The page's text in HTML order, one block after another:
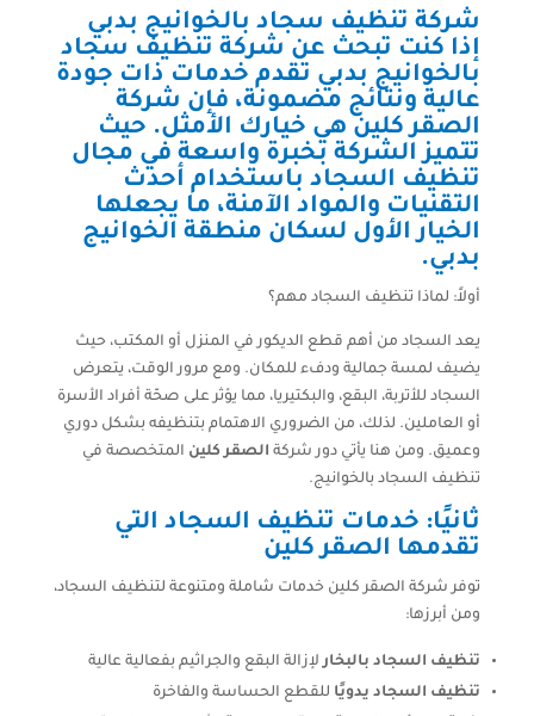
شركة تنظيف سجاد بالخوانيج بدبي
إذا كنت تبحث عن شركة تنظيف سجاد
بالخوانيج بدبي تقدم خدمات ذات جودة
عالية ونتائج مضمونة، فإن شركة
الصقر كلين هي خيارك الأمثل. حيث
تتميز الشركة بخبرة واسعة في مجال
تنظيف السجادباستخدام أحدث
التقنيات والمواد الآمنة، ما يجعلها
الخيار الأول لسكان منطقة الخوانيج
بدبي.
أولاً: لماذا تنظيف السجاد مهم؟
يعد السجاد من أهم قطع الديكور في المنزل أو المكتب، حيث
يضيف لمسة جمالية ودفء للمكان. ومع مرور الوقت، يتعرض
السجاد للأتربة، البقع، والبكتيريا، مما يؤثر على صحّة أفراد الأسرة
أو العاملين. لذلك، من الضروري الاهتمام بتنظيفه بشكل دوري
وعميق. ومن هنا يأتي دور شركة الصقر كلين المتخصصة في
تنظيف السجاد بالخوانيج.
ثانيًا: خدمات تنظيف السجاد التي
تقدمها الصقر كلين
توفر شركة الصقر كلين خدمات شاملة ومتنوعة لتنظيف السجاد،
ومن أبرزها:
تنظيف السجاد بالبخار لإزالة البقع والجراثيم بفعالية عالية
تنظيف السجاد يدويًا للقطع الحساسة والفاخرة